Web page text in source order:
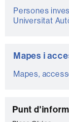
Persones
Universitat
Mapes i
Mapes,
C
Punt